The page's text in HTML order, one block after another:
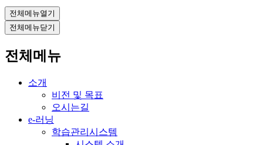
전체메뉴열기
전체메뉴닫기
전체메뉴
소개
비전 및 목표
오시는길
e-러닝
학습관리시스템